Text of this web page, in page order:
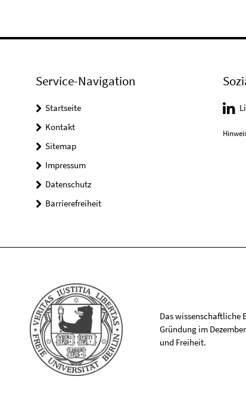
Service-Navigation
Startseite
Kontakt
Sitemap
Impressum
Datenschutz
Barrierefreiheit
Das wissenschaftliche
Gründung im
und Freiheit.